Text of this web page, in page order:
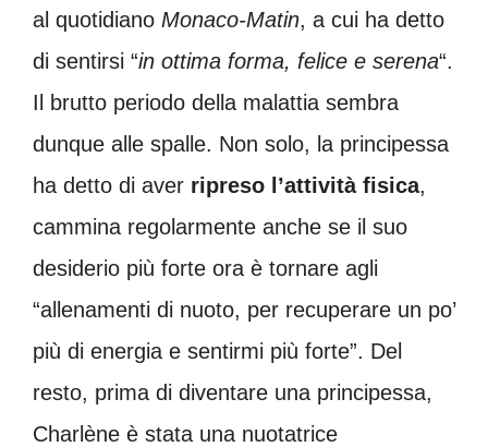
al quotidiano Monaco-Matin, a cui ha detto
di sentirsi “in ottima forma, felice e serena“.
Il brutto periodo della malattia sembra
dunque alle spalle. Non solo, la principessa
ha detto di aver ripreso l’attività fisica,
cammina regolarmente anche se il suo
desiderio più forte ora è tornare agli
“allenamenti di nuoto, per recuperare un po’
più di energia e sentirmi più forte”. Del
resto, prima di diventare una principessa,
Charlène è stata una nuotatrice